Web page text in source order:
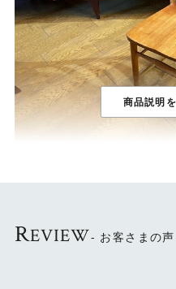
聖書を置くために設計され
あたたかみのある木製のチ
絵になる逸品です。
REVIEW- お客さまの